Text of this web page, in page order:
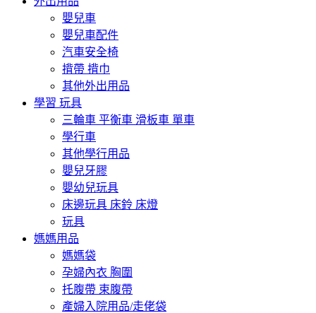
嬰兒車
嬰兒車配件
汽車安全椅
揹帶 揹巾
其他外出用品
學習 玩具
三輪車 平衡車 滑板車 單車
學行車
其他學行用品
嬰兒牙膠
嬰幼兒玩具
床邊玩具 床鈴 床燈
玩具
媽媽用品
媽媽袋
孕婦內衣 胸圍
托腹帶 束腹帶
產婦入院用品/走佬袋